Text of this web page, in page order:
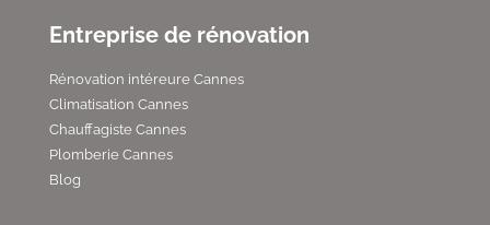
Entreprise de rénovation
Rénovation intéreure Cannes
Climatisation Cannes
Chauffagiste Cannes
Plomberie Cannes
Blog